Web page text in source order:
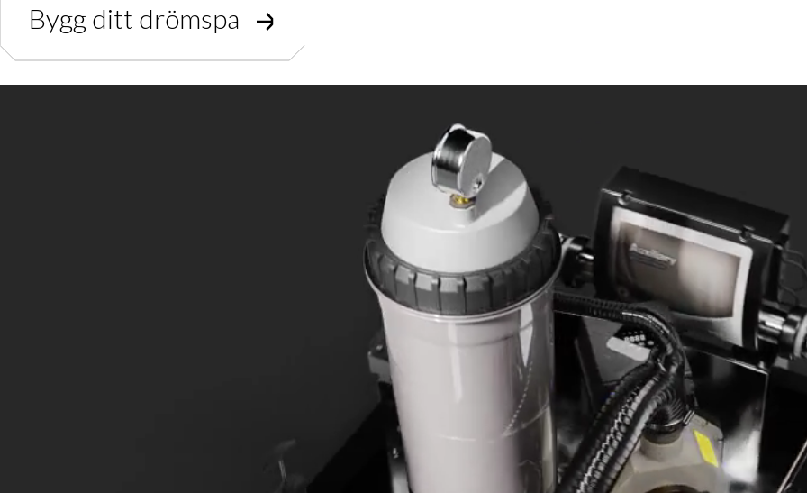
Bygg ditt drömspa